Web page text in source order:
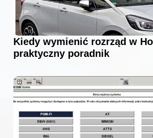
Kiedy wymienić rozrząd w
praktyczny poradnik